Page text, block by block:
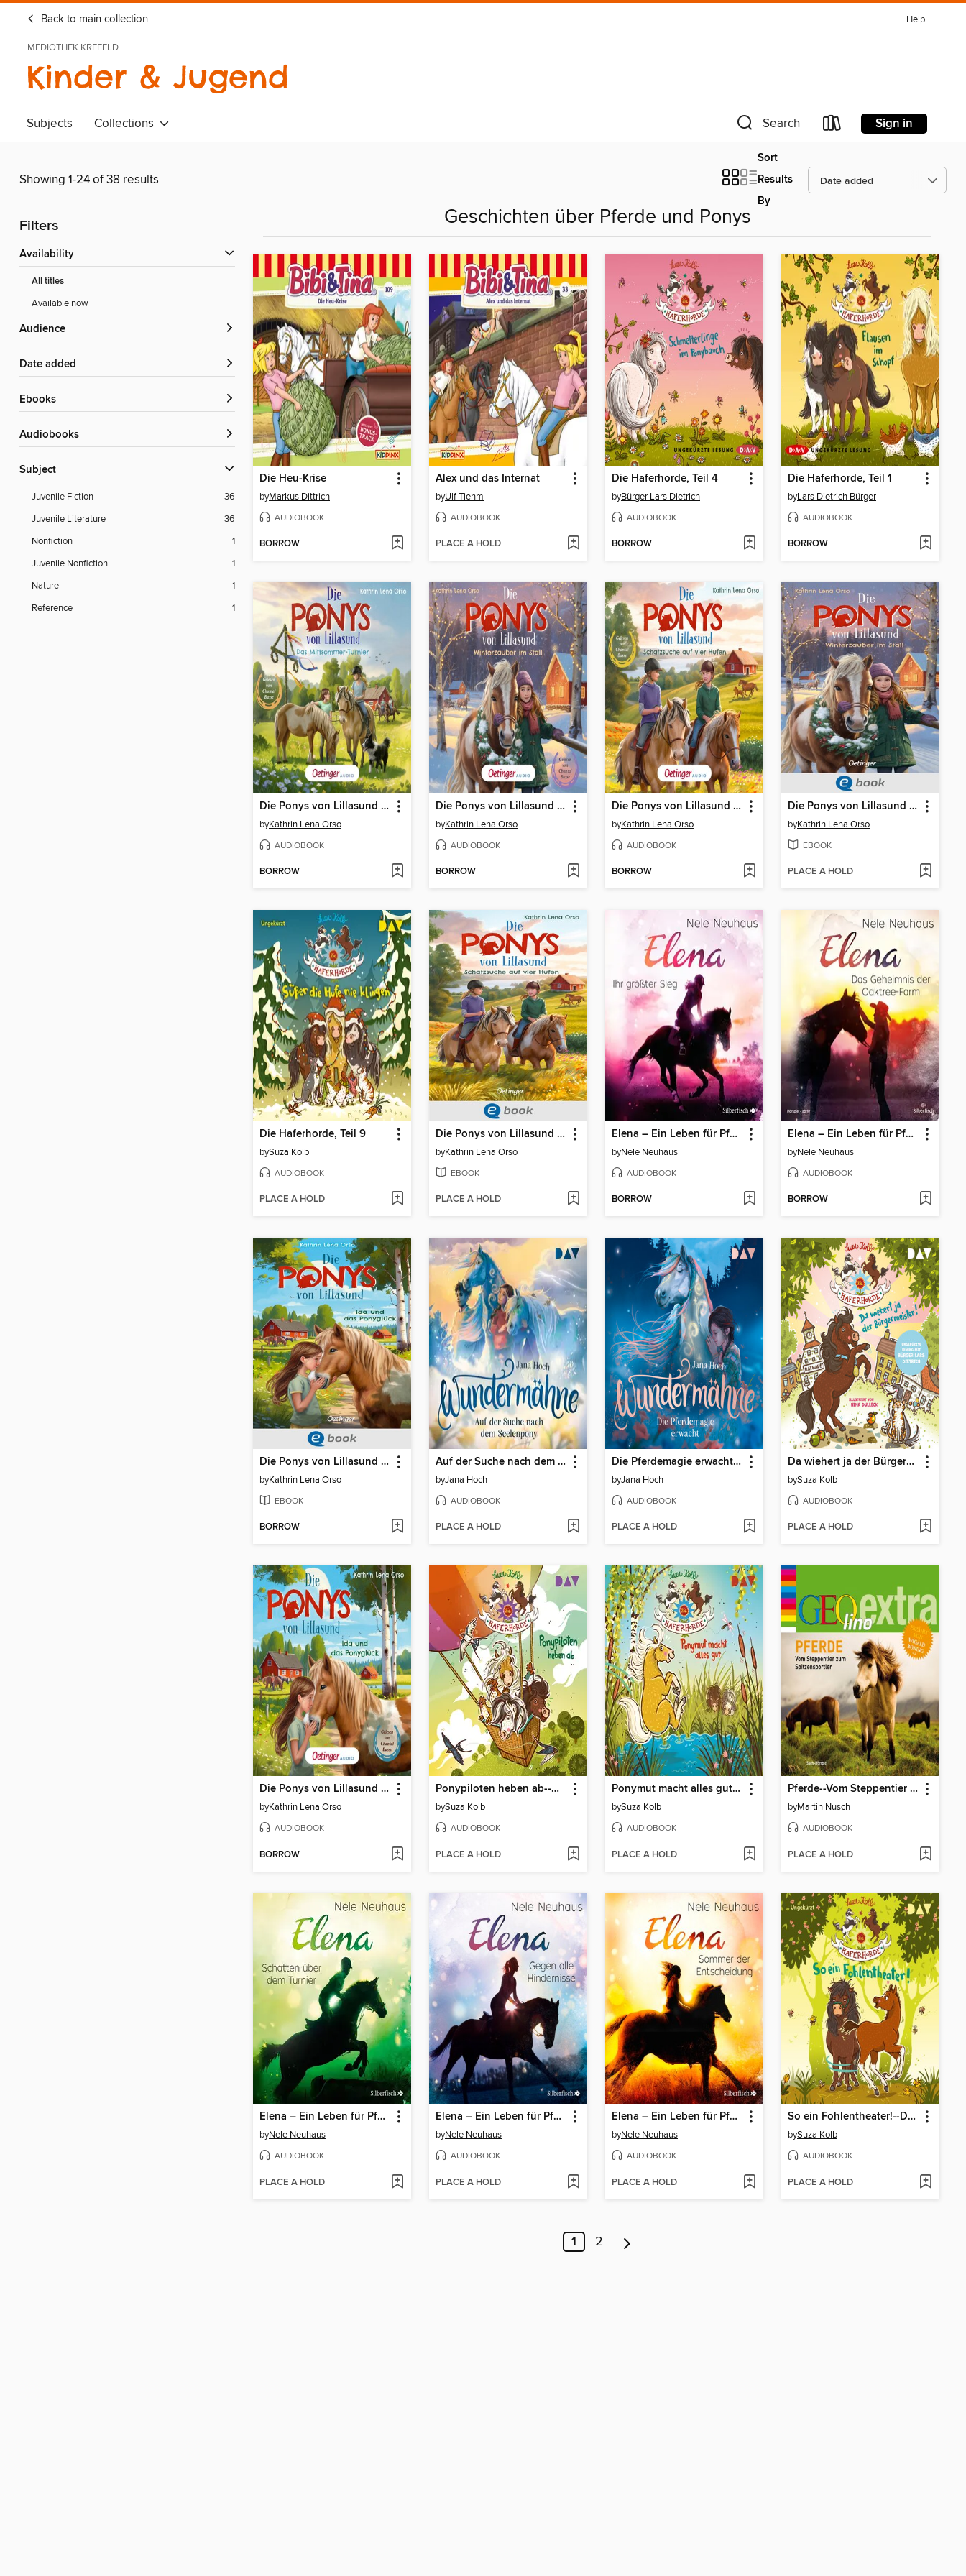
Back to main collection Help
MEDIOTHEK KREFELD
Kinder & Jugend
Subjects Collections Search Sign in
Showing 1-24 of 38 results
Sort
Results
By
Filters
Availability
All titles
Available now
Audience
Date added
ebooks
Audiobooks
Subject
Juvenile Fiction
36
Juvenile Literature
36
Nonfiction
1
Juvenile Nonfiction
1
Nature
1
Reference
1
Geschichten über Pferde und Ponys
Die Heu-Krise
byMarkus Dittrich
AUDIOBOOK
BORROW
Alex und das Internat
byUlf Tiehm
AUDIOBOOK
PLACE A HOLD
Die Haferhorde, Teil 4
byBürger Lars Dietrich
AUDIOBOOK
BORROW
Die Haferhorde, Teil 1
byLars Dietrich Bürger
AUDIOBOOK
BORROW
Die Ponys von Lillasund 4. Das Mittsommer-Turnier
byKathrin Lena Orso
AUDIOBOOK
BORROW
Die Ponys von Lillasund 3. Winterzauber im Stall
byKathrin Lena Orso
AUDIOBOOK
BORROW
Die Ponys von Lillasund 2. Schatzsuche auf vier Hufen
byKathrin Lena Orso
AUDIOBOOK
BORROW
Die Ponys von Lillasund 3. Winterzauber im Stall
byKathrin Lena Orso
EBOOK
PLACE A HOLD
Die Haferhorde, Teil 9
bySuza Kolb
AUDIOBOOK
PLACE A HOLD
Die Ponys von Lillasund 2. Schatzsuche auf vier Hufen
byKathrin Lena Orso
EBOOK
PLACE A HOLD
Elena – Ein Leben für Pferde 5
byNele Neuhaus
AUDIOBOOK
BORROW
Elena – Ein Leben für Pferde 4
byNele Neuhaus
AUDIOBOOK
BORROW
Die Ponys von Lillasund 1. Ida und das Ponyglück
byKathrin Lena Orso
EBOOK
BORROW
Auf der Suche nach dem Seelenpony--Wundermähne, Band 2 (Ungekürzt)
byJana Hoch
AUDIOBOOK
PLACE A HOLD
Die Pferdemagie erwacht--Wundermähne, Band 1 (Ungekürzt)
byJana Hoch
AUDIOBOOK
PLACE A HOLD
Da wiehert ja der Bürgermeister!--Die Haferhorde, Band 23 (Ungekürzt)
bySuza Kolb
AUDIOBOOK
PLACE A HOLD
Die Ponys von Lillasund 1. Ida und das Ponyglück
byKathrin Lena Orso
AUDIOBOOK
BORROW
Ponypiloten heben ab--Die Haferhorde, Band 22 (Ungekürzt)
bySuza Kolb
AUDIOBOOK
PLACE A HOLD
Ponymut macht alles gut--Die Haferhorde, Teil 21 (Ungekürzt)
bySuza Kolb
AUDIOBOOK
PLACE A HOLD
Pferde--Vom Steppentier zum Spitzensportler -
byMartin Nusch
AUDIOBOOK
PLACE A HOLD
Elena – Ein Leben für Pferde 3
byNele Neuhaus
AUDIOBOOK
PLACE A HOLD
Elena – Ein Leben für Pferde 1
byNele Neuhaus
AUDIOBOOK
PLACE A HOLD
Elena – Ein Leben für Pferde 2
byNele Neuhaus
AUDIOBOOK
PLACE A HOLD
So ein Fohlentheater!--Die Haferhorde, Teil 8
bySuza Kolb
AUDIOBOOK
PLACE A HOLD
1 2